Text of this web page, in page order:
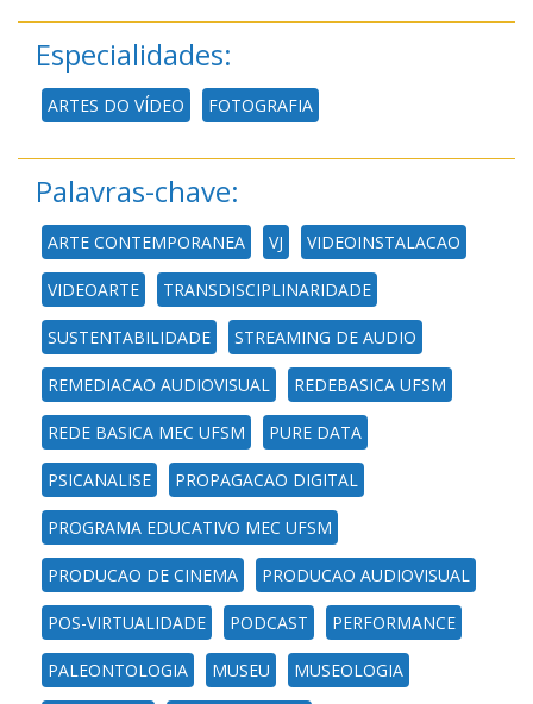
Especialidades:
ARTES DO VÍDEO FOTOGRAFIA
Palavras-chave:
ARTE CONTEMPORANEA VJ VIDEOINSTALACAO
VIDEOARTE TRANSDISCIPLINARIDADE
SUSTENTABILIDADE STREAMING DE AUDIO
REMEDIACAO AUDIOVISUAL REDEBASICA UFSM
REDE BASICA MEC UFSM PURE DATA
PSICANALISE PROPAGACAO DIGITAL
PROGRAMA EDUCATIVO MEC UFSM
PRODUCAO DE CINEMA PRODUCAO AUDIOVISUAL
POS-VIRTUALIDADE PODCAST PERFORMANCE
PALEONTOLOGIA MUSEU MUSEOLOGIA